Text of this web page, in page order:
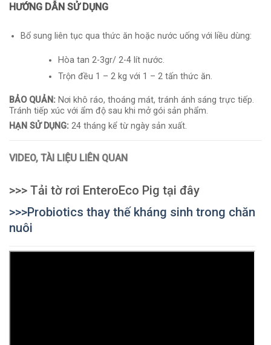
HƯỚNG DẪN SỬ DỤNG
Bổ sung liên tục qua thức ăn hoặc nước uống với liều dùng:
Hòa tan 2-3gr/ 2-4 lít nước.
Trộn đều 1 – 2 kg với 1 – 2 tấn thức ăn.
BẢO QUẢN: Nơi khô ráo, thoáng mát, tránh ánh sáng trực tiếp.
Tránh tiếp xúc với ẩm độ sau khi mở gói sản phẩm.
HẠN SỬ DỤNG: 24 tháng kể từ ngày sản xuất.
VIDEO, TÀI LIỆU LIÊN QUAN
>>> Tải tờ rơi EnteroEco Pig tại đây
>>>Probiotics thay thế kháng sinh trong chăn
nuôi